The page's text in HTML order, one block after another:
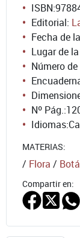
ISBN:
Editorial:
Fecha de
Lugar de
Número
Nº Pág.:
Idiomas:
MATERIAS:
/ Flora /
Compartir en: